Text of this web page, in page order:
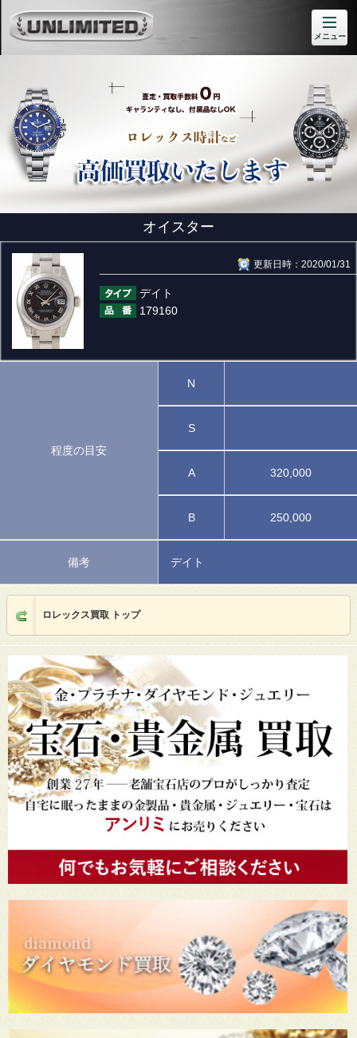
メニュー
オイスター
更新日時：2020/01/31
デイト
179160
程度の目安
N
S
A 320,000
B 250,000
備考 デイト
ロレックス買取 トップ